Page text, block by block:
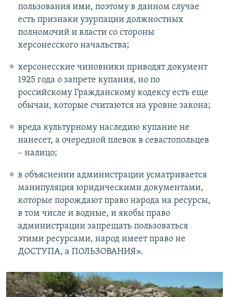
пользования ими, поэтому в данном случае
есть признаки узурпации должностных
полномочий и власти со стороны
херсонесского начальства;
херсонесские чиновники приводят документ
1925 года о запрете купания, но по
российскому Гражданскому кодексу есть еще
обычаи, которые считаются на уровне закона;
вреда культурному наследию купание не
нанесет, а очередной плевок в севастопольцев
– налицо;
в объяснении администрации усматривается
манипуляция юридическими документами,
которые порождают право народа на ресурсы,
в том числе и водные, и якобы право
администрации запрещать пользоваться
этими ресурсами, народ имеет право не
ДОСТУПА, а ПОЛЬЗОВАНИЯ».